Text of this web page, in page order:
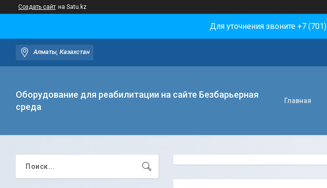
Создать сайт на Satu.kz
Для уточнения звоните +7
Алматы, Казахстан
Оборудование для реабилитации на сайте Безбарьерная
среда
Главная